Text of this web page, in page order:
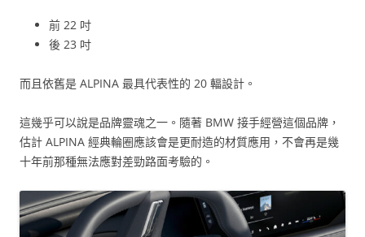
前 22 吋
後 23 吋
而且依舊是 ALPINA 最具代表性的 20 輻設計。
這幾乎可以說是品牌靈魂之一。隨著 BMW 接手經營這個品牌，
估計 ALPINA 經典輪圈應該會是更耐造的材質應用，不會再是幾
十年前那種無法應對差勁路面考驗的。